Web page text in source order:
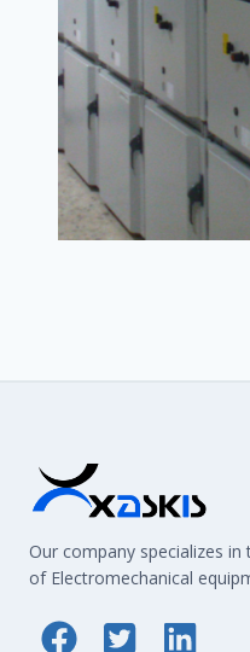
Our company specializes
of Electromechanical